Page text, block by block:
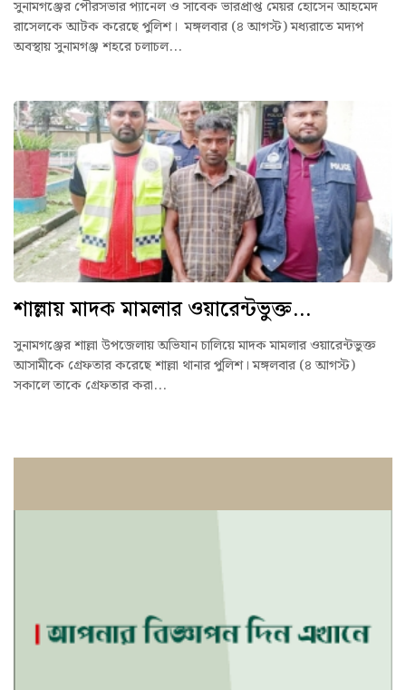
সুনামগঞ্জের পৌরসভার প্যানেল ও সাবেক ভারপ্রাপ্ত মেয়র হোসেন আহমেদ
রাসেলকে আটক করেছে পুলিশ। মঙ্গলবার (৪ আগস্ট) মধ্যরাতে মদ্যপ
অবস্থায় সুনামগঞ্জ শহরে চলাচল...
শাল্লায় মাদক মামলার ওয়ারেন্টভুক্ত...
সুনামগঞ্জের শাল্লা উপজেলায় অভিযান চালিয়ে মাদক মামলার ওয়ারেন্টভুক্ত
আসামীকে গ্রেফতার করেছে শাল্লা থানার পুলিশ। মঙ্গলবার (৪ আগস্ট)
সকালে তাকে গ্রেফতার করা...